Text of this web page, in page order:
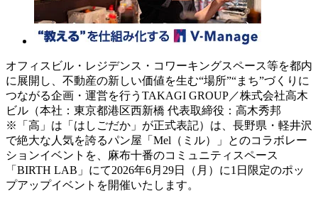
オフィスビル・レジデンス・コワーキングスペース等を都内
に展開し、不動産の新しい価値を生む“場所”“まち”づくりに
つながる企画・運営を行うTAKAGI GROUP／株式会社高木
ビル（本社：東京都港区西新橋 代表取締役：高木秀邦
※「高」は「はしごだか」が正式表記）は、長野県・軽井沢
で絶大な人気を誇るパン屋「Mel（ミル）」とのコラボレー
ションイベントを、麻布十番のコミュニティスペース
「BIRTH LAB」にて2026年6月29日（月）に1日限定のポッ
プアップイベントを開催いたします。